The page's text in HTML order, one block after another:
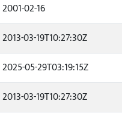
2001-02-16
2013-03-19T10:27:30Z
2025-05-29T03:19:15Z
2013-03-19T10:27:30Z